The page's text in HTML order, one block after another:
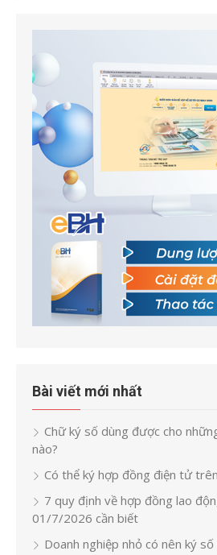
Bài viết mới nhất
Chữ ký số dùng được cho
nào?
Có thể ký hợp đồng điện tử
7 quy định về hợp đồng lao
01/7/2026 cần biết
Doanh nghiệp nhỏ có nên ký số